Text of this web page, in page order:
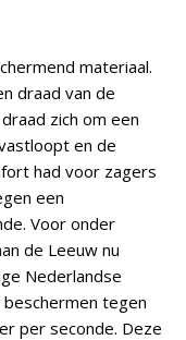
materiaal.
draad van de
zich om een
en de
had voor zagers
een
Voor onder
de Leeuw nu
Nederlandse
tegen
per seconde. Deze